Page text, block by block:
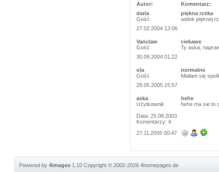
Autor:
Komentarz:
daria
Gość
piękna rzeka
widok pięknej
27.02.2004 13:06
Vanclaw
Gość
ciekawe
Ty aska,
30.09.2004 01:22
ola
Gość
normalne
Miałam się
28.05.2005 15:57
aska
Użytkownik
Data: 25.08.2003
Komentarzy: 4
hehe
hehe ma sie to
27.11.2005 00:47
Powered by4images 1.10Copyright © 2002-20264homepages.de